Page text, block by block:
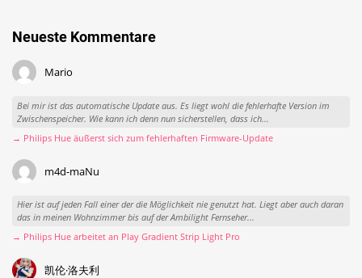
Neueste Kommentare
Mario
Bei mir ist das automatische Update aus. Es liegt wohl die fehlerhafte Version im
Zwischenspeicher. Wie kann ich denn nun sicherstellen, dass ich...
→ Philips Hue äußerst sich zum fehlerhaften Firmware-Update
m4d-maNu
Hier ist auf jeden Fall einer der die Möglichkeit nie genutzt hat. Liegt aber auch daran
das in meinen Wohnzimmer bis auf der Ambilight Fernseher...
→ Philips Hue arbeitet an Play Gradient Strip Light Pro
凯伦·洛夫利